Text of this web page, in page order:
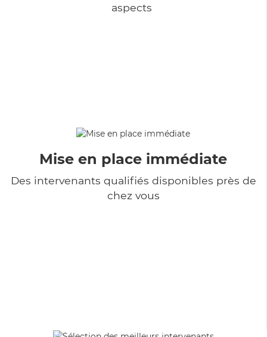
aspects
Mise en place immédiate
Des intervenants qualifiés disponibles près de
chez vous